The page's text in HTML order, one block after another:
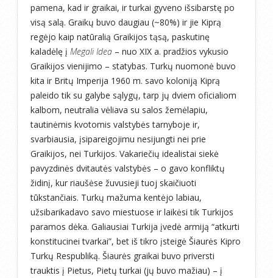
pamena, kad ir graikai, ir turkai gyveno išsibarstę po
visą salą. Graikų buvo daugiau (~80%) ir jie Kiprą
regėjo kaip natūralią Graikijos tąsą, paskutinę
kaladėlę į Megali Idea – nuo XIX a. pradžios vykusio
Graikijos vienijimo – statybas. Turkų nuomonė buvo
kita ir Britų Imperija 1960 m. savo koloniją Kiprą
paleido tik su galybe sąlygų, tarp jų dviem oficialiom
kalbom, neutralia vėliava su salos žemėlapiu,
tautinėmis kvotomis valstybės tarnyboje ir,
svarbiausia, įsipareigojimu nesijungti nei prie
Graikijos, nei Turkijos. Vakariečių idealistai siekė
pavyzdinės dvitautės valstybės – o gavo konfliktų
židinį, kur riaušėse žuvusieji tuoj skaičiuoti
tūkstančiais. Turkų mažuma kentėjo labiau,
užsibarikadavo savo miestuose ir laikėsi tik Turkijos
paramos dėka. Galiausiai Turkija įvedė armiją “atkurti
konstitucinei tvarkai”, bet iš tikro įsteigė Šiaurės Kipro
Turkų Respubliką. Šiaurės graikai buvo priversti
trauktis į Pietus, Pietų turkai (jų buvo mažiau) – į